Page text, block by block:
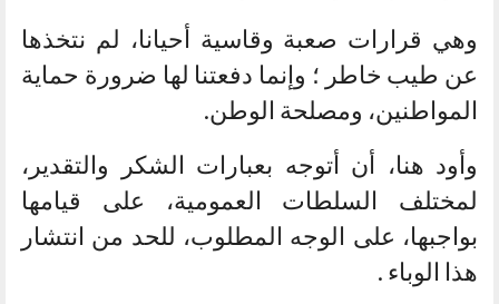
وهي قرارات صعبة وقاسية أحيانا، لم نتخذها
عن طيب خاطر ؛ وإنما دفعتنا لها ضرورة حماية
المواطنين، ومصلحة الوطن.
وأود هنا، أن أتوجه بعبارات الشكر والتقدير،
لمختلف السلطات العمومية، على قيامها
بواجبها، على الوجه المطلوب، للحد من انتشار
هذا الوباء .